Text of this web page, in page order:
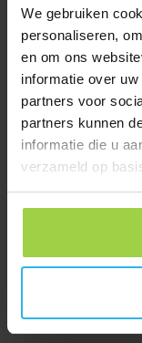
We gebruiken
personaliseren,
en om ons
informatie over
partners voor
partners kunnen
informatie die u
verzameld op
89,95
prijs
€ 89,95.
€79,94
prijs
€
Bestel nu